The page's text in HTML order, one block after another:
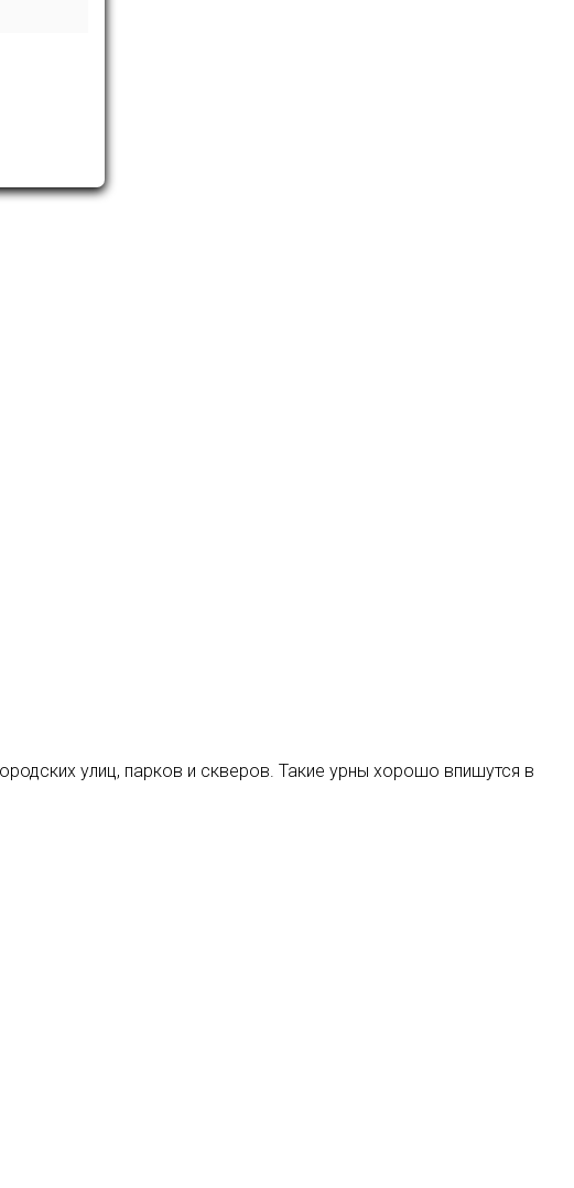
улиц, парков и скверов. Такие урны хорошо впишутся в